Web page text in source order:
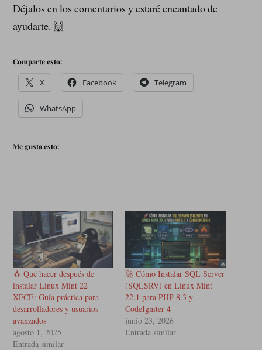
Déjalos en los comentarios y estaré encantado de
ayudarte. 🙌
Comparte esto:
X Facebook Telegram
WhatsApp
Me gusta esto:
🐧 Qué hacer después de
instalar Linux Mint 22
XFCE: Guía práctica para
desarrolladores y usuarios
avanzados
agosto 1, 2025
Entrada similar
🚀 Cómo Instalar SQL Server
(SQLSRV) en Linux Mint
22.1 para PHP 8.3 y
CodeIgniter 4
junio 23, 2026
Entrada similar